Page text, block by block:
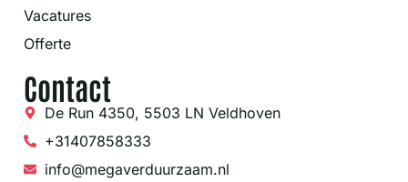
Vacatures
Offerte
Contact
De Run 4350, 5503 LN Veldhoven
+31407858333
info@megaverduurzaam.nl